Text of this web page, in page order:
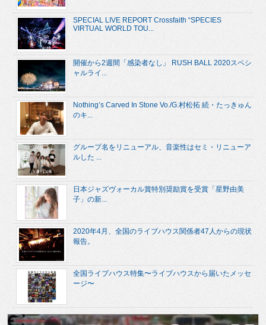
SPECIAL LIVE REPORT Crossfaith “SPECIES
VIRTUAL WORLD TOU...
開催から2週間「感染者なし」 RUSH BALL 2020スペシ
ャルライ...
Nothing’s Carved In Stone Vo./G.村松拓 続・たっきゅん
のキ...
グループ名をリニューアル、音楽性はセミ・リニューア
ルした ...
日本ジャズヴォーカル賞特別奨励賞を受賞「星野由美
子」の新...
2020年4月、全国のライブハウス関係者47人からの現状
報告。
全国ライブハウス特集〜ライブハウスから届いたメッセ
ージ〜